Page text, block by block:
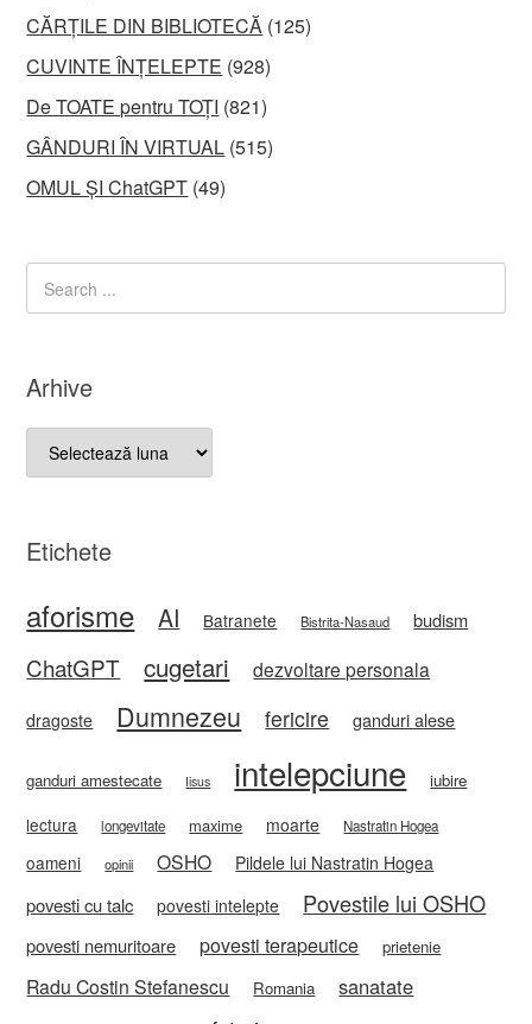
CĂRȚILE DIN BIBLIOTECĂ (125)
CUVINTE ÎNȚELEPTE (928)
De TOATE pentru TOȚI (821)
GÂNDURI ÎN VIRTUAL (515)
OMUL ȘI ChatGPT (49)
Arhive
Arhive
Etichete
aforisme AI Batranete Bistrita-Nasaud budism
ChatGPT cugetari dezvoltare personala
dragoste Dumnezeu fericire ganduri alese
ganduri amestecate Iisus intelepciune iubire
lectura longevitate maxime moarte Nastratin Hogea
oameni opinii OSHO Pildele lui Nastratin Hogea
povesti cu talc povesti intelepte Povestile lui OSHO
povesti nemuritoare povesti terapeutice prietenie
Radu Costin Stefanescu Romania sanatate